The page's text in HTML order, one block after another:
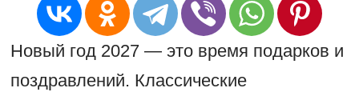
Новый год 2027 — это время подарков и
поздравлений. Классические